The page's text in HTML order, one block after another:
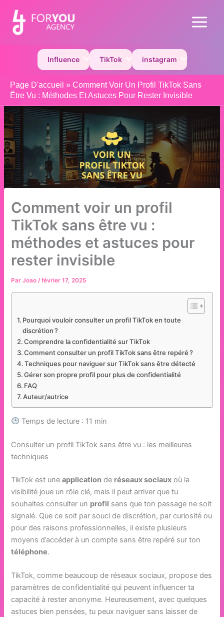
contenu
Main
InfluencePermutateur de Menu
TikTokPermutateur de Menu
instagramPermutateur
Page D'accueil » Comment Voir Un Profil TikTok Sans
Être Vu : Méthodes Et Astuces Pour Rester Invisible
Comment voir un profil
TikTok sans être vu :
méthodes et astuces pour
rester invisible
ParJoao /février 17, 2025
Pourquoi vouloir consulter un profil TikTok en toute
discrétion ?
Comprendre la confidentialité sur TikTok
Comment consulter un profil TikTok sans être repéré ?
Techniques pour naviguer sur TikTok sans être détecté
Gérer son propre profil pour plus de confidentialité
FAQ
Auteur/autrice
Temps de lecture : 11 min
Consulter un profil TikTok sans être vu : les meilleures
techniques
TikTok est uneapplication de réseaux sociaux où la
visibilité joue un rôle clé, mais il peut arriver que tu
souhaites consulter un profil sans que ton passage ne soit
signalé. Que ce soit par souci de discrétion, par curiosité ou
pour des raisons professionnelles, il existe plusieurs
moyens d’accéder à un compte sans être repéré sur ton
téléphone.
TikTok, comme beaucoup de réseaux sociaux, propose des
paramètres de confidentialité qui peuvent influencer ta
capacité à rester anonyme. Heureusement, avec quelques
astuces bien pensées, tu peux naviguer sans laisser de